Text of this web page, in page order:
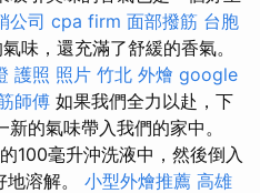
公司 cpa firm 面部撥筋 台胞
味，還充滿了舒緩的香氣。
護照 照片 竹北 外燴 google
師傅 如果我們全力以赴，下
的氣味帶入我們的家中。
100毫升沖洗液中，然後倒入
溶解。 小型外燴推薦 高雄